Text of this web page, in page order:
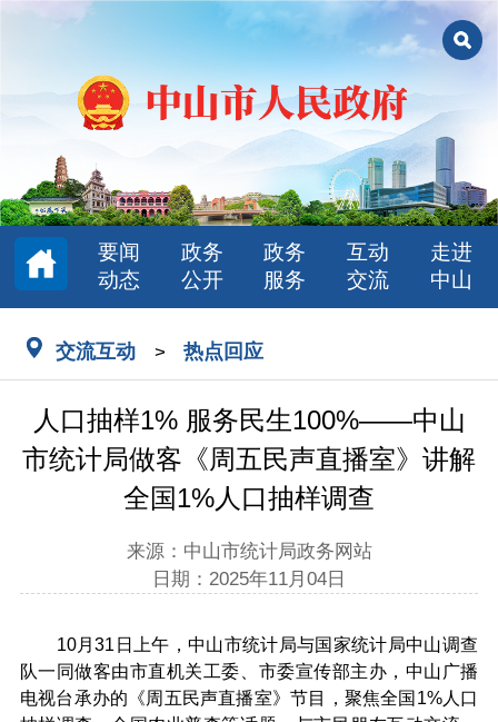
要闻
动态
政务
公开
政务
服务
互动
交流
走进
中山
交流互动 > 热点回应
人口抽样1% 服务民生100%——中山
市统计局做客《周五民声直播室》讲解
全国1%人口抽样调查
来源：中山市统计局政务网站
日期：2025年11月04日
10月31日上午，中山市统计局与国家统计局中山调查
队一同做客由市直机关工委、市委宣传部主办，中山广播
电视台承办的《周五民声直播室》节目，聚焦全国1%人口